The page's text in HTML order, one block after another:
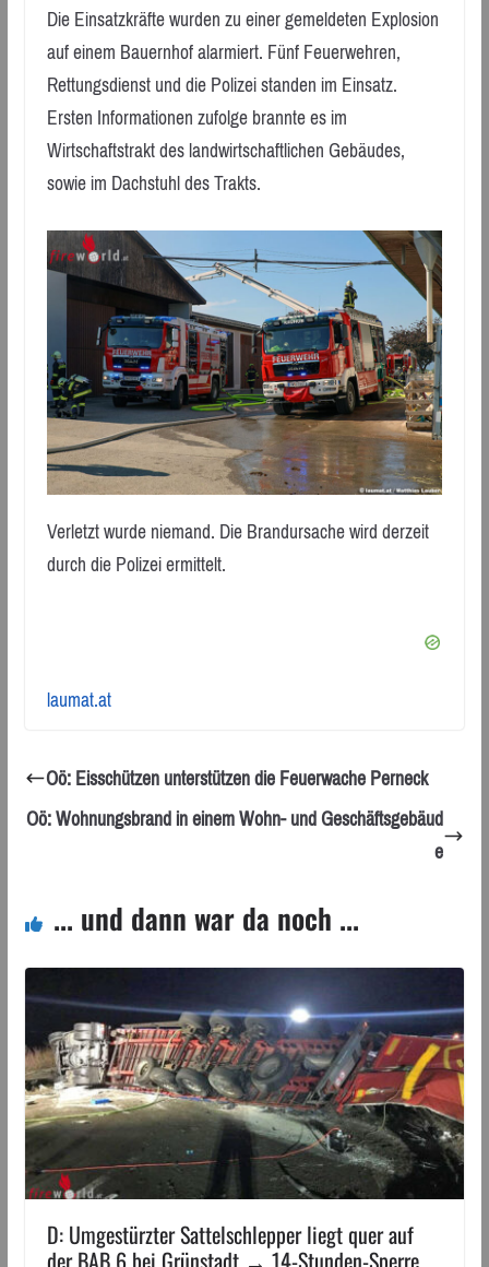
Die Einsatzkräfte wurden zu einer gemeldeten Explosion
auf einem Bauernhof alarmiert. Fünf Feuerwehren,
Rettungsdienst und die Polizei standen im Einsatz.
Ersten Informationen zufolge brannte es im
Wirtschaftstrakt des landwirtschaftlichen Gebäudes,
sowie im Dachstuhl des Trakts.
Verletzt wurde niemand. Die Brandursache wird derzeit
durch die Polizei ermittelt.
laumat.at
Oö: Eisschützen unterstützen die Feuerwache Perneck
Oö: Wohnungsbrand in einem Wohn- und Geschäftsgebäud
e
... und dann war da noch ...
D: Umgestürzter Sattelschlepper liegt quer auf
der BAB 6 bei Grünstadt → 14-Stunden-Sperre